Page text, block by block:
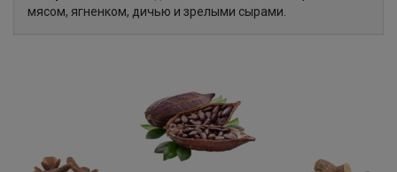
мясом, ягненком, дичью и зрелыми сырами.